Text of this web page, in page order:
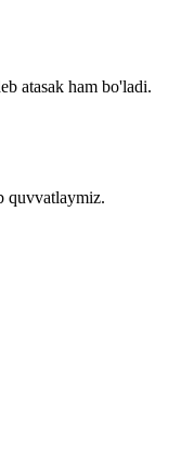
atasak ham bo'ladi.
quvvatlaymiz.